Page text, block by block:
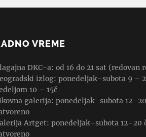
VREME
DKC-a: od 16 do 21 sat (redovan
izlog: ponedeljak–subota 9 –
10 – 15č
galerija: ponedeljak–subota
Artget: ponedeljak–subota 12–20